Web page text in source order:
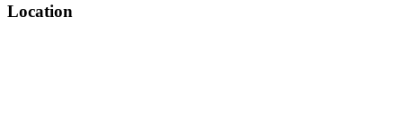
Location